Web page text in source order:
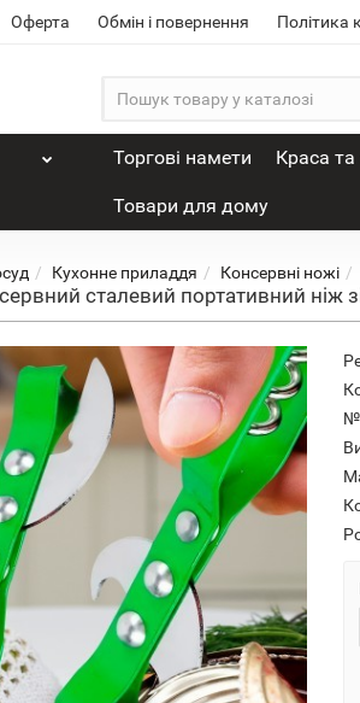
Оферта Обмін і повернення Політика
Торгові намети Краса
Товари для дому
Кухонне приладдя Консервні ножі
сталевий портативний